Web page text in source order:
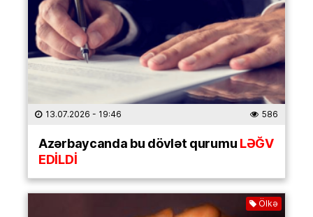
13.07.2026 - 19:46 586
Azərbaycanda bu dövlət qurumuLƏĞV
EDİLDİ
Ölkə